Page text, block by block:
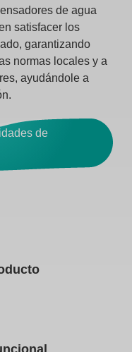
de agua
satisfacer los
garantizando
normas locales y a
ayudándole a
de